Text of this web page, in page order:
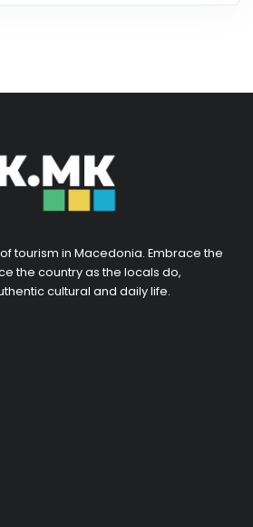
tourism in Macedonia. Embrace the
the country as the locals do,
cultural and daily life.